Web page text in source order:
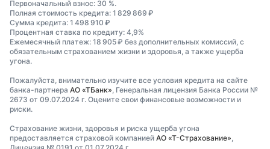
Первоначальный взнос: 30 %.
Полная стоимость кредита: 1 829 869 ₽
Сумма кредита: 1 498 910 ₽
Процентная ставка по кредиту: 4,9%
Ежемесячный платеж: 18 905 ₽ без дополнительных комиссий, с
обязательным страхованием жизни и здоровья, а также ущерба
угона.
Пожалуйста, внимательно изучите все условия кредита на сайте
банка-партнера АО «ТБанк» , Генеральная лицензия Банка России №
2673 от 09.07.2024 г. Оцените свои финансовые возможности и
риски.
Страхование жизни, здоровья и риска ущерба угона
предоставляется страховой компанией АО «Т-Страхование»